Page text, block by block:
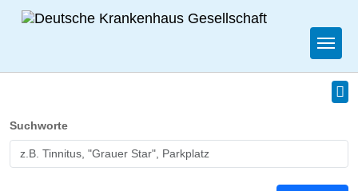
Suchworte